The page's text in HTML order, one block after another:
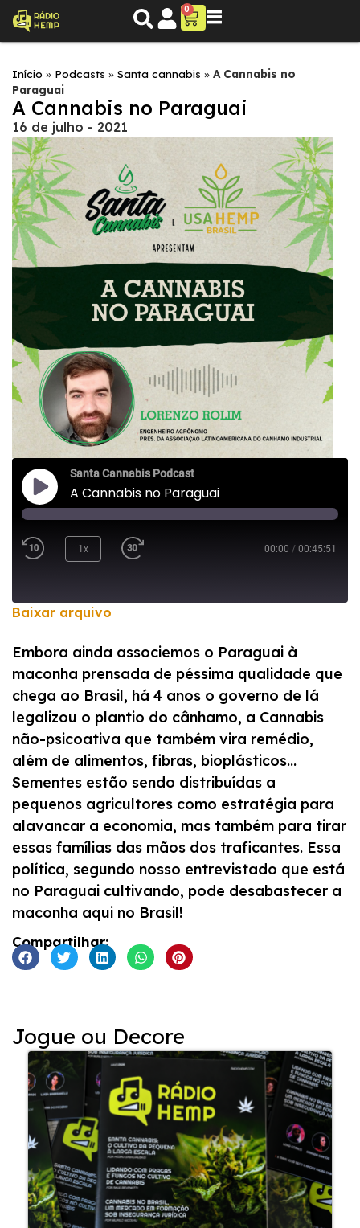
0
Início » Podcasts » Santa cannabis » A Cannabis no
Paraguai
A Cannabis no Paraguai
16 de julho - 2021
Santa Cannabis Podcast
A Cannabis no Paraguai
1x 00:00 / 00:45:51
FEED RSS
LINK
INCORPORAR
Baixar arquivo
Embora ainda associemos o Paraguai à
maconha prensada de péssima qualidade que
chega ao Brasil, há 4 anos o governo de lá
legalizou o plantio do cânhamo, a Cannabis
não-psicoativa que também vira remédio,
além de alimentos, fibras, bioplásticos…
Sementes estão sendo distribuídas a
pequenos agricultores como estratégia para
alavancar a economia, mas também para tirar
essas famílias das mãos dos traficantes. Essa
política, segundo nosso entrevistado que está
no Paraguai cultivando, pode desabastecer a
maconha aqui no Brasil!
Compartilhar:
Jogue ou Decore